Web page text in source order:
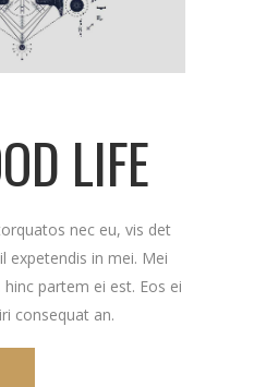
LIFE
nec eu, vis det
expetendis in mei. Mei
partem ei est. Eos ei
consequat an.